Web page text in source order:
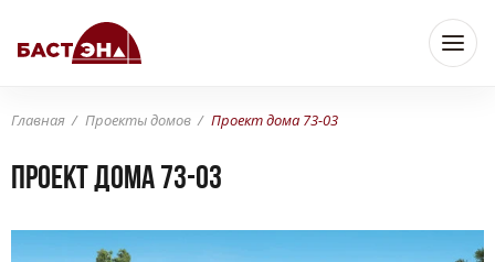
Главная Проекты домов Проект дома 73-03
Проект дома 73-03